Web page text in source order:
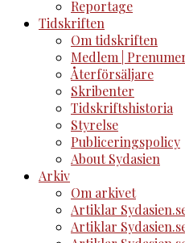
Reportage
Tidskriften
Om tidskriften
Medlem |
Återförsäljare
Skribenter
Tidskriftshistoria
Styrelse
Publiceringspolicy
About Sydasien
Arkiv
Om arkivet
Artiklar
Artiklar